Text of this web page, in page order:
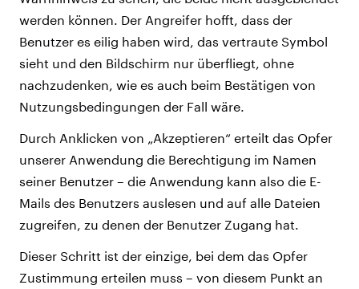
werden können. Der Angreifer hofft, dass der
Benutzer es eilig haben wird, das vertraute Symbol
sieht und den Bildschirm nur überfliegt, ohne
nachzudenken, wie es auch beim Bestätigen von
Nutzungsbedingungen der Fall wäre.
Durch Anklicken von „Akzeptieren“ erteilt das Opfer
unserer Anwendung die Berechtigung im Namen
seiner Benutzer – die Anwendung kann also die E-
Mails des Benutzers auslesen und auf alle Dateien
zugreifen, zu denen der Benutzer Zugang hat.
Dieser Schritt ist der einzige, bei dem das Opfer
Zustimmung erteilen muss – von diesem Punkt an